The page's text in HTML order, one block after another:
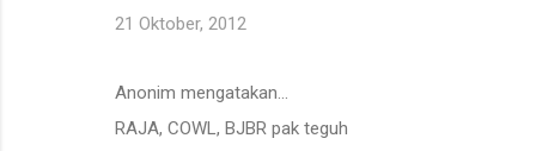
21 Oktober, 2012
Anonim mengatakan…
RAJA, COWL, BJBR pak teguh